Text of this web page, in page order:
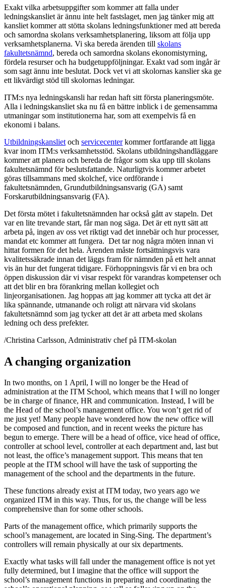
Exakt vilka arbetsuppgifter som kommer att falla under
ledningskansliet är ännu inte helt fastslaget, men jag tänker mig att
kansliet kommer att stötta skolans ledningsfunktioner med att bereda
och samordna skolans verksamhetsplanering, liksom att följa upp
verksamhetsplanerna. Vi ska bereda ärenden till skolans
fakultetsnämnd, bereda och samordna skolans ekonomistyrning,
fördela resurser och ha budgetuppföljningar. Exakt vad som ingår är
som sagt ännu inte beslutat. Dock vet vi att skolornas kanslier ska ge
ett likvärdigt stöd till skolornas ledningar.
ITM:s nya ledningskansli har redan haft sitt första planeringsmöte.
Alla i ledningskansliet ska nu få en bättre inblick i de gemensamma
utmaningar som institutionerna har, som att exempelvis få en
ekonomi i balans.
Utbildningskansliet och servicecenterkommer fortfarande att ligga
kvar inom ITM:s verksamhetsstöd. Skolans utbildningshandläggare
kommer att planera och bereda de frågor som ska upp till skolans
fakultetsnämnd för beslutsfattande. Naturligtvis kommer arbetet
göras tillsammans med skolchef, vice ordförande i
fakultetsnämnden, Grundutbildningsansvarig (GA) samt
Forskarutbildningsansvarig (FA).
Det första mötet i fakultetsnämnden har också gått av stapeln. Det
var en lite trevande start, får man nog säga. Det är ett nytt sätt att
arbeta på, ingen av oss vet riktigt vad det innebär och hur processer,
mandat etc kommer att fungera. Det tar nog några möten innan vi
hittat formen för det hela. Ärenden måste fortsättningsvis vara
kvalitetssäkrade innan det läggs fram för nämnden på ett helt annat
vis än hur det fungerat tidigare. Förhoppningsvis får vi en bra och
öppen diskussion där vi visar respekt för varandras kompetenser och
att det blir en bra förankring mellan kollegiet och
linjeorganisationen. Jag hoppas att jag kommer att tycka att det är
lika spännande, utmanande och roligt att närvara vid skolans
fakultetsnämnd som jag tycker att det är att arbeta med skolans
ledning och dess prefekter.
/Christina Carlsson, Administrativ chef på ITM-skolan
A changing organization
In two months, on 1 April, I will no longer be the Head of
administration at the ITM School, which means that I will no longer
be in charge of finance, HR and communication. Instead, I will be
the Head of the school’s management office. You won’t get rid of
me just yet! Many people have wondered how the new office will
be composed and function, and in recent weeks the picture has
begun to emerge. There will be a head of office, vice head of office,
controller at school level, controller at each department and, last but
not least, the office’s management support. This means that ten
people at the ITM school will have the task of supporting the
management of the school and the departments in the future.
These functions already exist at ITM today, two years ago we
organized ITM in this way. Thus, for us, the change will be less
comprehensive than for some other schools.
Parts of the management office, which primarily supports the
school’s management, are located in Sing-Sing. The department’s
controllers will remain physically at our six departments.
Exactly what tasks will fall under the management office is not yet
fully determined, but I imagine that the office will support the
school’s management functions in preparing and coordinating the